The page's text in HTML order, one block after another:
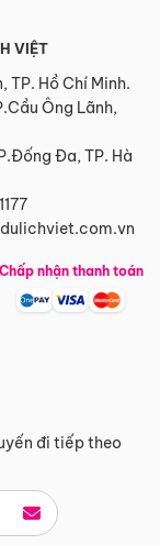
VIỆT
TP. Hồ Chí Minh.
Ông Lãnh,
Đa, TP. Hà
đi tiếp theo
Chấp nhận thanh toán